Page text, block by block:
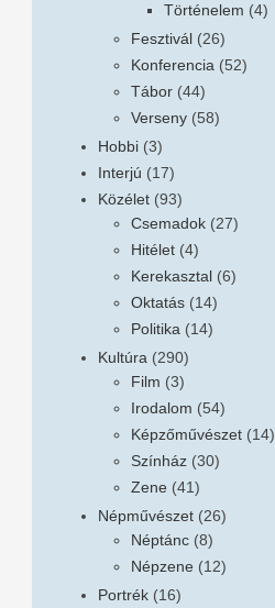
Történelem (4)
Fesztivál (26)
Konferencia (52)
Tábor (44)
Verseny (58)
Hobbi (3)
Interjú (17)
Közélet (93)
Csemadok (27)
Hitélet (4)
Kerekasztal (6)
Oktatás (14)
Politika (14)
Kultúra (290)
Film (3)
Irodalom (54)
Képzőművészet (14)
Színház (30)
Zene (41)
Népművészet (26)
Néptánc (8)
Népzene (12)
Portrék (16)